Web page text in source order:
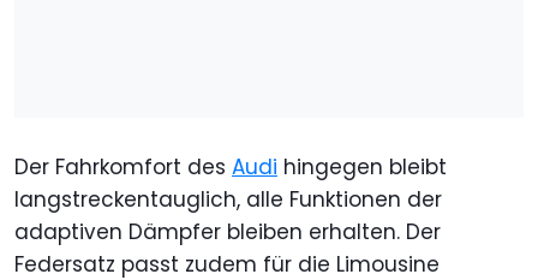
Der Fahrkomfort des Audi hingegen bleibt
langstreckentauglich, alle Funktionen der
adaptiven Dämpfer bleiben erhalten. Der
Federsatz passt zudem für die Limousine